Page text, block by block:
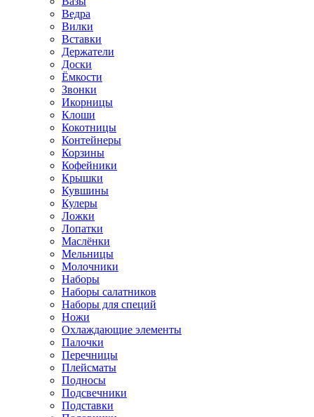
Ведра
Вилки
Вставки
Держатели
Доски
Ёмкости
Звонки
Икорницы
Клоши
Кокотницы
Контейнеры
Корзины
Кофейники
Крышки
Кувшины
Кулеры
Ложки
Лопатки
Маслёнки
Мельницы
Молочники
Наборы
Наборы салатников
Наборы для специй
Ножи
Охлаждающие элементы
Палочки
Перечницы
Плейсматы
Подносы
Подсвечники
Подставки